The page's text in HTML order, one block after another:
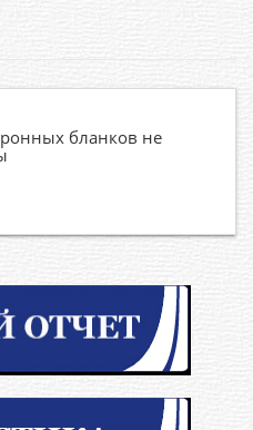
бланков не